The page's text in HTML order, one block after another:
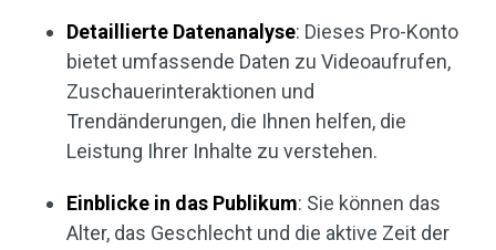
Detaillierte Datenanalyse: Dieses Pro-Konto
bietet umfassende Daten zu Videoaufrufen,
Zuschauerinteraktionen und
Trendänderungen, die Ihnen helfen, die
Leistung Ihrer Inhalte zu verstehen.
Einblicke in das Publikum: Sie können das
Alter, das Geschlecht und die aktive Zeit der